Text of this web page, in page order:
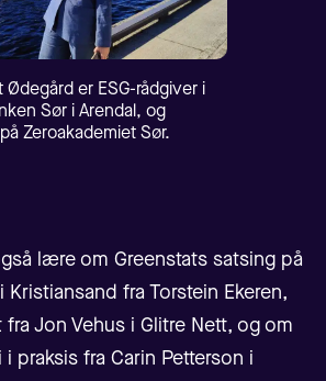
Ødegård er ESG-rådgiver i
Sør i Arendal, og
Zeroakademiet Sør.
lære om Greenstats satsing på
Kristiansand fra Torstein Ekeren,
Jon Vehus i Glitre Nett, og om
praksis fra Carin Petterson i